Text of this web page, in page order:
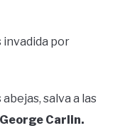
invadida por
salva a las
George Carlin.